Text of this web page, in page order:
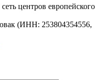
центров европейского
(ИНН: 253804354556,